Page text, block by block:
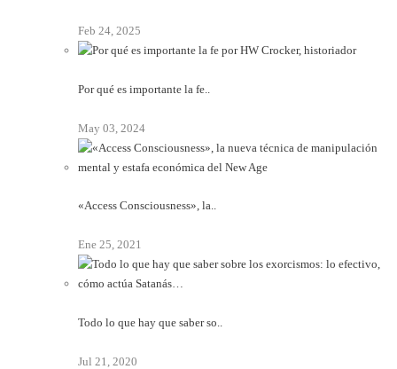
Feb 24, 2025
Por qué es importante la fe..
May 03, 2024
«Access Consciousness», la..
Ene 25, 2021
Todo lo que hay que saber so..
Jul 21, 2020